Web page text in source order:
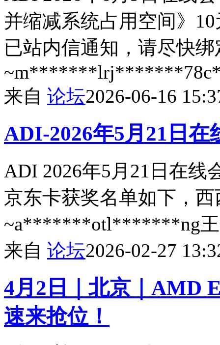
并缩减系统占用空间》
已站内信通知，请尽快绑
来自 论坛2026-06-16
ADI-2026年5月21日在
ADI 2026年5月21日在线
京东卡获奖名单如下，
~a*******otl*******ng
来自 论坛2026-02-27
4月2日｜北京｜AMD
速来抢位！